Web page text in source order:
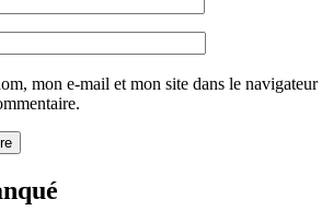
mon e-mail et mon site dans le navigateur